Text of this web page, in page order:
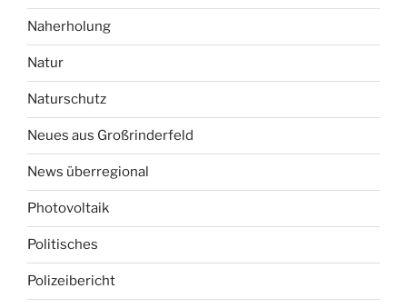
Naherholung
Natur
Naturschutz
Neues aus Großrinderfeld
News überregional
Photovoltaik
Politisches
Polizeibericht